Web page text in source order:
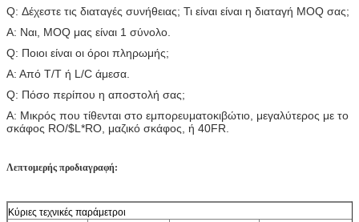
Q: Δέχεστε τις διαταγές συνήθειας; Τι είναι είναι η διαταγή MOQ σας;
Α: Ναι, MOQ μας είναι 1 σύνολο.
Q: Ποιοι είναι οι όροι πληρωμής;
Α: Από T/T ή L/C άμεσα.
Q: Πόσο περίπου η αποστολή σας;
Α: Μικρός που τίθενται στο εμπορευματοκιβώτιο, μεγαλύτερος με το
σκάφος RO/$L*RO, μαζικό σκάφος, ή 40FR.
Λεπτομερής προδιαγραφή:
Κύριες τεχνικές παράμετροι